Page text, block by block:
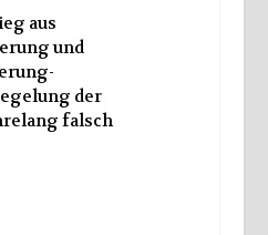
aus
und
der
falsch